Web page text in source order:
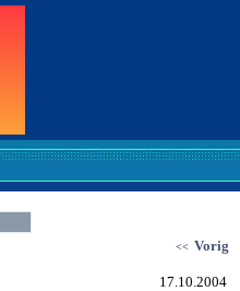
<< Vorig
17.10.2004